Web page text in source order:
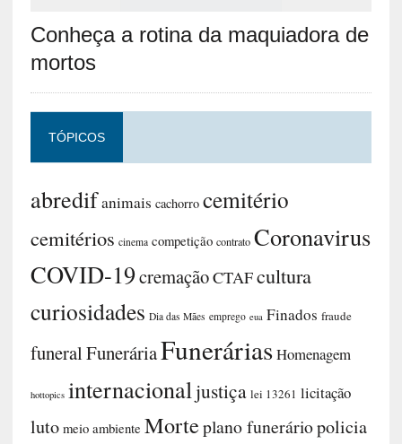
Conheça a rotina da maquiadora de
mortos
TÓPICOS
abredifanimais cachorro cemitério
cemitérios cinema competição contrato Coronavirus
COVID-19cremaçãoCTAFcultura
curiosidades Dia das Mães emprego eua Finados fraude
funeralFuneráriaFuneráriasHomenagem
hottopics internacionaljustiça lei 13261 licitação
luto meio ambiente Morteplano funeráriopolicia